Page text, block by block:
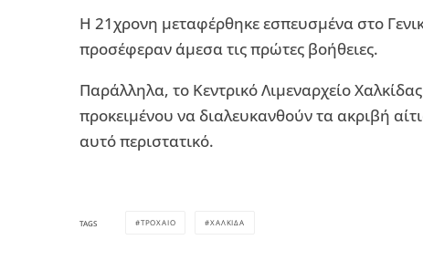
Η 21χρονη μεταφέρθηκε εσπευσμένα στο
προσέφεραν άμεσα τις πρώτες βοήθειες.
Παράλληλα, το Κεντρικό Λιμεναρχείο
προκειμένου να διαλευκανθούν τα ακριβή
αυτό περιστατικό.
TAGS ΤΡΟΧΑΙΟ ΧΑΛΚΙΔΑ